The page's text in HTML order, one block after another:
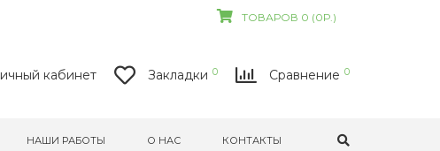
ТОВАРОВ 0 (0Р.)
кабинет Закладки 0 Сравнение 0
НАШИ РАБОТЫ О НАС КОНТАКТЫ